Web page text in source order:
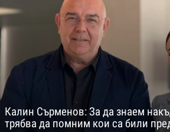
Калин Сърменов: За да знаем
трябва да помним кои са били